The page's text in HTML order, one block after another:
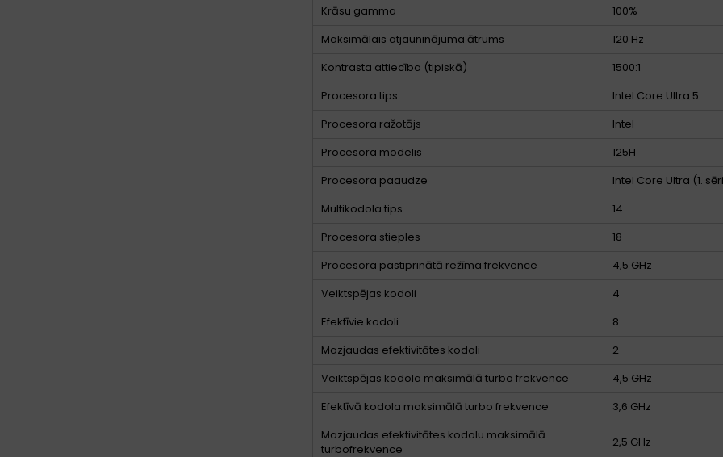
Krāsu gamma
100%
Maksimālais atjauninājuma ātrums
120 Hz
Kontrasta attiecība (tipiskā)
1500:1
Procesora tips
Intel Core Ultra 5
Procesora ražotājs
Intel
Procesora modelis
125H
Procesora paaudze
Intel Core Ultra (1.
Multikodola tips
14
Procesora stieples
18
Procesora pastiprinātā režīma frekvence
4,5 GHz
Veiktspējas kodoli
4
Efektīvie kodoli
8
Mazjaudas efektivitātes kodoli
2
Veiktspējas kodola maksimālā turbo frekvence
4,5 GHz
Efektīvā kodola maksimālā turbo frekvence
3,6 GHz
Mazjaudas efektivitātes kodolu maksimālā
turbofrekvence
2,5 GHz